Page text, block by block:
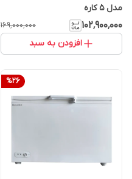
مدل 5 کاره
۱۰۲٬۹۰۰٬۰۰۰ ۱۶۹٬۰۰۰٬۰۰۰
افزودن به سبد
%26